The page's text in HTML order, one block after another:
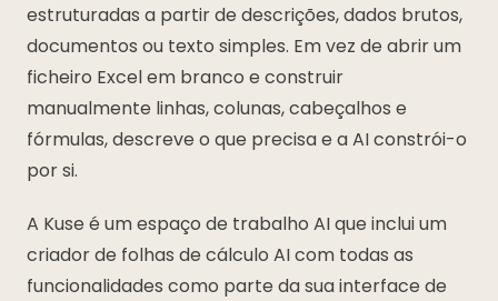
estruturadas a partir de descrições, dados brutos,
documentos ou texto simples. Em vez de abrir um
ficheiro Excel em branco e construir
manualmente linhas, colunas, cabeçalhos e
fórmulas, descreve o que precisa e a AI constrói-o
por si.
A Kuse é um espaço de trabalho AI que inclui um
criador de folhas de cálculo AI com todas as
funcionalidades como parte da sua interface de